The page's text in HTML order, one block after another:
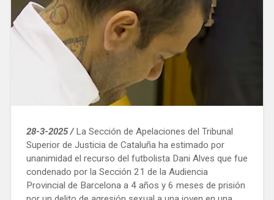
28-3-2025 /La Sección de Apelaciones del Tribunal
Superior de Justicia de Cataluña ha estimado por
unanimidad el recurso del futbolista Dani Alves que fue
condenado por la Sección 21 de la Audiencia
Provincial de Barcelona a 4 años y 6 meses de prisión